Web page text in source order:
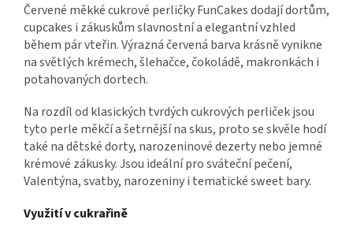
Červené měkké cukrové perličky FunCakes dodají dortům,
cupcakes i zákuskům slavnostní a elegantní vzhled
během pár vteřin. Výrazná červená barva krásně vynikne
na světlých krémech, šlehačce, čokoládě, makronkách i
potahovaných dortech.
Na rozdíl od klasických tvrdých cukrových perliček jsou
tyto perle měkčí a šetrnější na skus, proto se skvěle hodí
také na dětské dorty, narozeninové dezerty nebo jemné
krémové zákusky. Jsou ideální pro sváteční pečení,
Valentýna, svatby, narozeniny i tematické sweet bary.
Využití v cukrařině